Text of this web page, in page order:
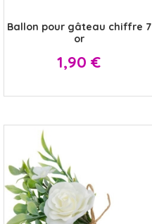
Ballon pour gâteau chiffre 7
or
Prix
1,90 €